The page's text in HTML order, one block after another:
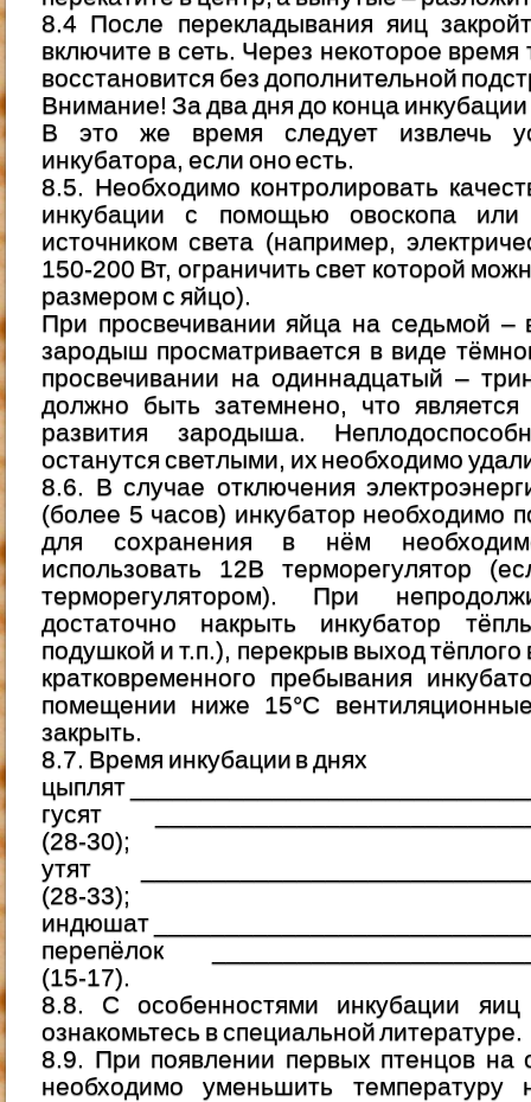
8.4 После перекладывания яиц
включите в сеть. Через некоторое время
восстановится без дополнительной
Внимание! За два дня до конца
В это же время следует извлечь
инкубатора, если оно есть.
8.5. Необходимо контролировать
инкубации с помощью овоскопа или
источником света (например,
150-200 Вт, ограничить свет которой
размером с яйцо).
При просвечивании яйца на седьмой –
зародыш просматривается в виде
просвечивании на одиннадцатый –
должно быть затемнено, что является
развития зародыша.
останутся светлыми, их необходимо
8.6. В случае отключения
(более 5 часов) инкубатор необходимо
для сохранения в нём
использовать 12В терморегулятор
терморегулятором). При
достаточно накрыть инкубатор
подушкой и т.п.), перекрыв выход тёплого
кратковременного пребывания
помещении ниже 15°С
закрыть.
8.7. Время инкубации в днях
цыплят
гусят
(28-30);
утят
(28-33);
индюшат
перепёлок
(15-17).
8.8. С особенностями инкубации
ознакомьтесь в специальной литературе.
8.9. При появлении первых птенцов на
необходимо уменьшить